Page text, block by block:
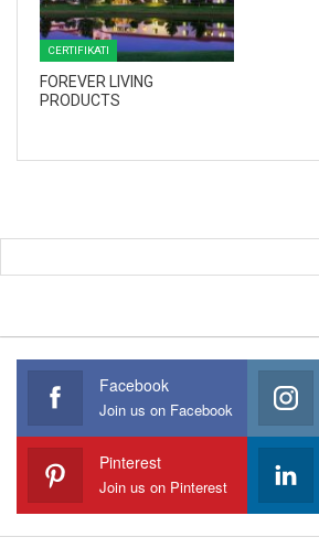
CERTIFIKATI
FOREVER LIVING
PRODUCTS
Facebook
Join us on Facebook
Pinterest
Join us on Pinterest